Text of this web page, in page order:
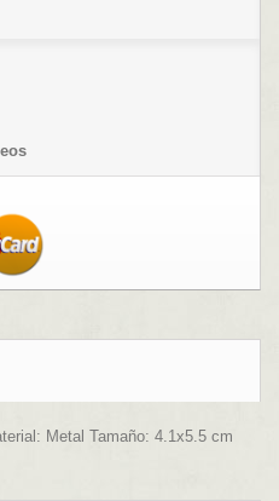
Metal Tamaño: 4.1x5.5 cm